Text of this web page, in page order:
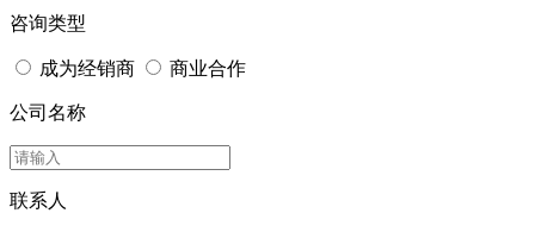
咨询类型
成为经销商 商业合作
公司名称
联系人